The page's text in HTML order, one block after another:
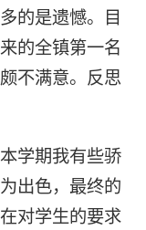
的是遗憾。目
的全镇第一名
不满意。反思
学期我有些骄
出色，最终的
对学生的要求